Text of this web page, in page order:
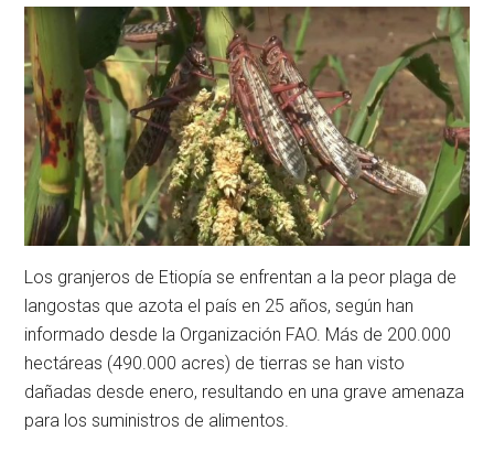
Los granjeros de Etiopía se enfrentan a la peor plaga de
langostas que azota el país en 25 años, según han
informado desde la Organización FAO. Más de 200.000
hectáreas (490.000 acres) de tierras se han visto
dañadas desde enero, resultando en una grave amenaza
para los suministros de alimentos.